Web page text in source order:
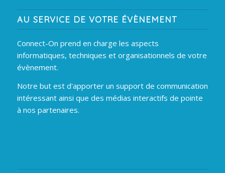
AU SERVICE DE VOTRE ÉVÈNEMENT
Connect-On prend en charge les aspects
informatiques, techniques et organisationnels de votre
évènement.
Notre but est d'apporter un support de communication
intéressant ainsi que des médias interactifs de pointe
à nos partenaires.